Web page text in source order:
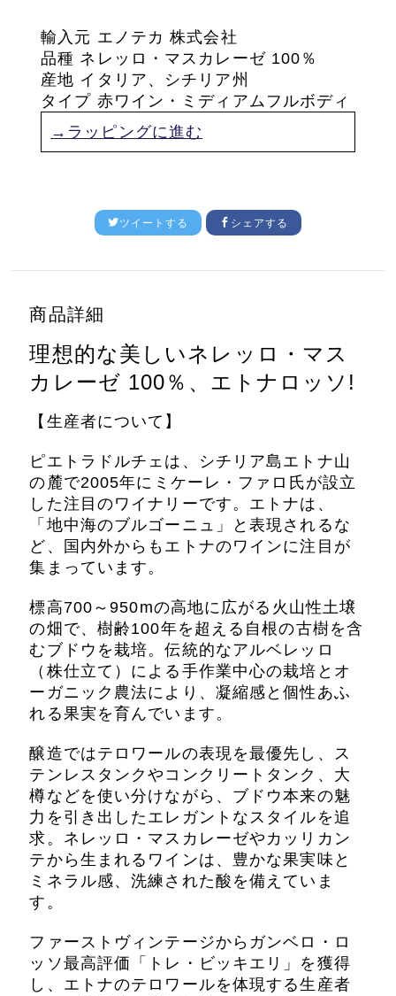
輸入元 エノテカ 株式会社
品種 ネレッロ・マスカレーゼ 100％
産地 イタリア、シチリア州
タイプ 赤ワイン・ミディアムフルボディ
→ラッピングに進む
ツイートする シェアする
商品詳細
理想的な美しいネレッロ・マス
カレーゼ 100％、エトナロッソ!
【生産者について】
ピエトラドルチェは、シチリア島エトナ山
の麓で2005年にミケーレ・ファロ氏が設立
した注目のワイナリーです。エトナは、
「地中海のブルゴーニュ」と表現されるな
ど、国内外からもエトナのワインに注目が
集まっています。
標高700～950mの高地に広がる火山性土壌
の畑で、樹齢100年を超える自根の古樹を含
むブドウを栽培。伝統的なアルベレッロ
（株仕立て）による手作業中心の栽培とオ
ーガニック農法により、凝縮感と個性あふ
れる果実を育んでいます。
醸造ではテロワールの表現を最優先し、ス
テンレスタンクやコンクリートタンク、大
樽などを使い分けながら、ブドウ本来の魅
力を引き出したエレガントなスタイルを追
求。ネレッロ・マスカレーゼやカッリカン
テから生まれるワインは、豊かな果実味と
ミネラル感、洗練された酸を備えていま
す。
ファーストヴィンテージからガンベロ・ロ
ッソ最高評価「トレ・ビッキエリ」を獲得
し、エトナのテロワールを体現する生産者